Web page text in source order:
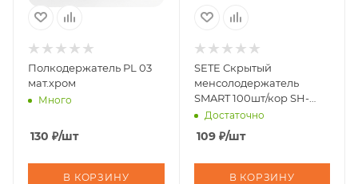
Полкодержатель PL 03
мат.хром
Много
130 ₽/шт
В КОРЗИНУ
SETE Скрытый
менсолодержатель
SMART 100шт/кор SH-
SMART
Достаточно
109₽/шт
В КОРЗИНУ